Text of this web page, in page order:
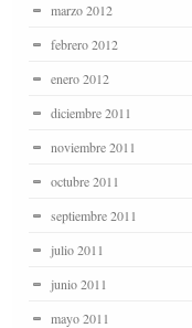
marzo 2012
febrero 2012
enero 2012
diciembre 2011
noviembre 2011
octubre 2011
septiembre 2011
julio 2011
junio 2011
mayo 2011